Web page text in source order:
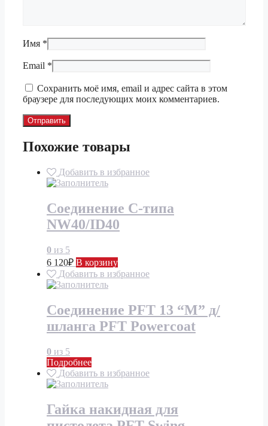
Имя *
Email *
Сохранить моё имя, email и адрес сайта в этом
браузере для последующих моих комментариев.
Похожие товары
Добавить в избранное
Соединение С-типа
NW40/ID40
0 из 5
6 120₽ В корзину
Добавить в избранное
Соединение PFT 13 “М” д/
шланга PFT Powercoat
0 из 5
Подробнее
Добавить в избранное
Гайка накидная для